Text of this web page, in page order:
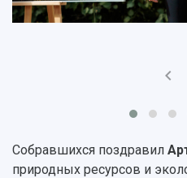
3D-тур по университету
Центр истории
Умный дом бабочек
Сведения об
Публикации и издания
Собравшихся поздравил
природных ресурсов и